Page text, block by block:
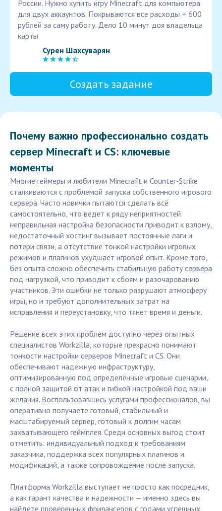
России. Нужно купить игру Minecraft для компьютера
для двух аккаунтов. Покрываются все расходы + 600
рублей за саму работу. Дело 10 минут доя владельца
карты
Сурен Шахсуварян
Создать задание
Почему важно профессионально создать
сервер Minecraft и CS: ключевые
моменты
Многие геймеры и любители Minecraft и Counter-Strike
сталкиваются с проблемой запуска собственного игрового
сервера. Часто новички пытаются сделать всё
самостоятельно, что ведет к ряду неприятностей:
неправильная настройка безопасности приводит к взлому,
недостаточный хостинг вызывает постоянные лаги и
потери связи, а отсутствие тонкой настройки игровых
режимов и плагинов ухудшает игровой опыт. Кроме того,
без опыта сложно обеспечить стабильную работу сервера
под нагрузкой, что приводит к сбоям и разочарованию
участников. Эти ошибки не только разрушают атмосферу
игры, но и требуют дополнительных затрат на
исправления и переустановку, что тянет время и деньги.
Решение всех этих проблем доступно через опытных
специалистов Workzilla, которые прекрасно понимают
тонкости настройки серверов Minecraft и CS. Они
обеспечивают надежную инфраструктуру,
оптимизированную под определённые игровые сценарии,
с полной защитой от атак и гибкой настройкой под ваши
желания. Воспользовавшись услугами профессионалов, вы
оперативно получаете готовый, стабильный и
масштабируемый сервер, готовый к долгим часам
захватывающего геймплея. Среди основных выгод стоит
отметить: индивидуальный подход к требованиям
заказчика, поддержка всех популярных плагинов и
модификаций, а также сопровождение после запуска.
Платформа Workzilla выступает не просто как посредник,
а как гарант качества и надежности — именно здесь вы
найдете проверенных фрилансеров с годами успешных